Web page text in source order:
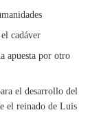
cadáver
apuesta por otro
el desarrollo del
el reinado de Luis